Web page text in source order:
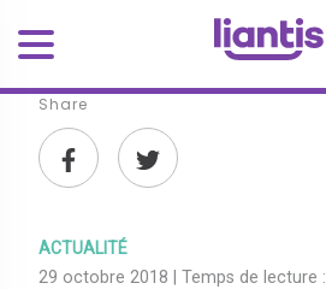
Share
ACTUALITÉ
29 octobre 2018 | Temps de lecture :